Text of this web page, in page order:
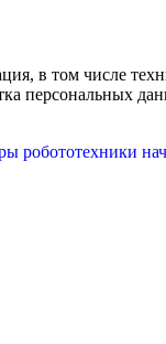
в том числе
персональных
робототехники